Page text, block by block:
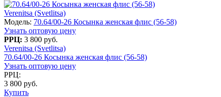
Verenitsa (Svetlitsa)
Модель: 70.64/00-26 Косынка женская флис (56-58)
Узнать оптовую цену
РРЦ: 3 800 руб.
Verenitsa (Svetlitsa)
70.64/00-26 Косынка женская флис (56-58)
Узнать оптовую цену
РРЦ:
3 800 руб.
Купить